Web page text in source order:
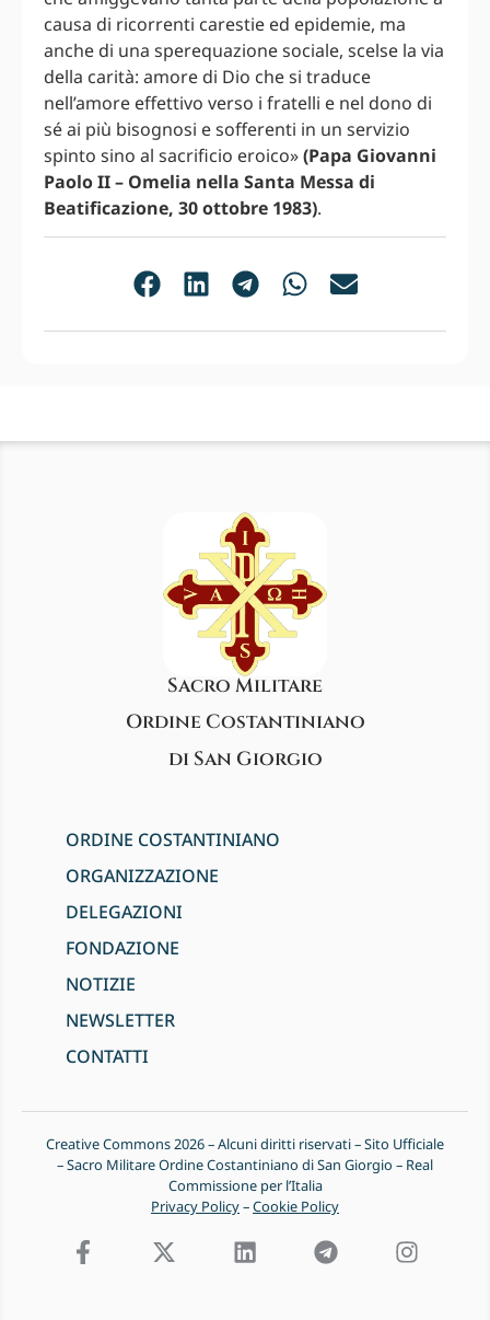
causa di ricorrenti carestie ed epidemie, ma
anche di una sperequazione sociale, scelse la via
della carità: amore di Dio che si traduce
nell’amore effettivo verso i fratelli e nel dono di
sé ai più bisognosi e sofferenti in un servizio
spinto sino al sacrificio eroico»(Papa Giovanni
Paolo II – Omelia nella Santa Messa di
Beatificazione, 30 ottobre 1983).
Sacro Militare
Ordine Costantiniano
di San Giorgio
ORDINE COSTANTINIANO
ORGANIZZAZIONE
DELEGAZIONI
FONDAZIONE
NOTIZIE
NEWSLETTER
CONTATTI
Creative Commons 2026 – Alcuni diritti riservati – Sito Ufficiale
– Sacro Militare Ordine Costantiniano di San Giorgio – Real
Commissione per l’Italia
Privacy Policy–Cookie Policy